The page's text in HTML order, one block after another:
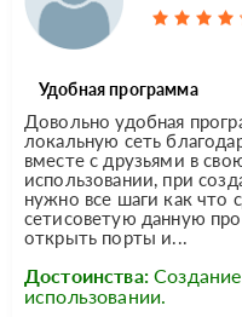
Удобная программа
Довольно удобная
локальную сеть
вместе с друзьями в
использовании, при
нужно все шаги как что
сетисоветую данную
открыть порты и...
Достоинства:
использовании.